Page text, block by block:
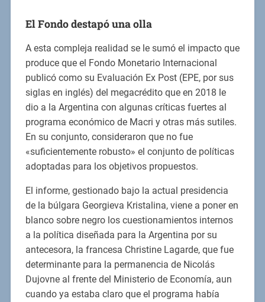
El Fondo destapó una olla
A esta compleja realidad se le sumó el impacto que
produce que el Fondo Monetario Internacional
publicó como su Evaluación Ex Post (EPE, por sus
siglas en inglés) del megacrédito que en 2018 le
dio a la Argentina con algunas críticas fuertes al
programa económico de Macri y otras más sutiles.
En su conjunto, consideraron que no fue
«suficientemente robusto» el conjunto de políticas
adoptadas para los objetivos propuestos.
El informe, gestionado bajo la actual presidencia
de la búlgara Georgieva Kristalina, viene a poner en
blanco sobre negro los cuestionamientos internos
a la política diseñada para la Argentina por su
antecesora, la francesa Christine Lagarde, que fue
determinante para la permanencia de Nicolás
Dujovne al frente del Ministerio de Economía, aun
cuando ya estaba claro que el programa había